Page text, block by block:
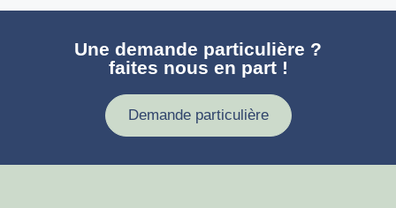
Une demande particulière ?
faites nous en part !
Demande particulière